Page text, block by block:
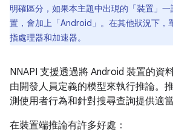
明確區分，如果本主題中出現的「裝置」
置，會加上「Android」。在其他狀況下，
指處理器和加速器。
NNAPI 支援透過將 Android 裝置的資
由開發人員定義的模型來執行推論。
測使用者行為和針對搜尋查詢提供適當
在裝置端推論有許多好處：